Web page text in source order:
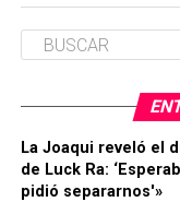
La Joaqui reveló el
de Luck Ra:
pidió separarnos'»